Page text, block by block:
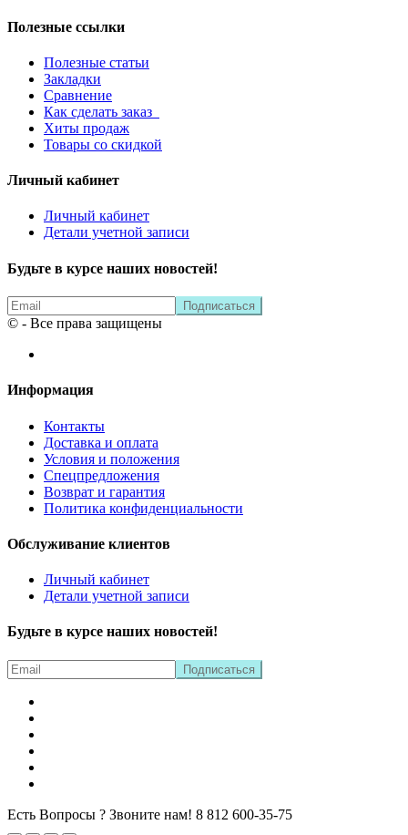
Полезные ссылки
Полезные статьи
Закладки
Сравнение
Как сделать заказ
Хиты продаж
Товары со скидкой
Личный кабинет
Личный кабинет
Детали учетной записи
Будьте в курсе наших новостей!
© - Все права защищены
Информация
Контакты
Доставка и оплата
Условия и положения
Спецпредложения
Возврат и гарантия
Политика конфиденциальности
Обслуживание клиентов
Личный кабинет
Детали учетной записи
Будьте в курсе наших новостей!
Есть Вопросы ? Звоните нам! 8 812 600-35-75